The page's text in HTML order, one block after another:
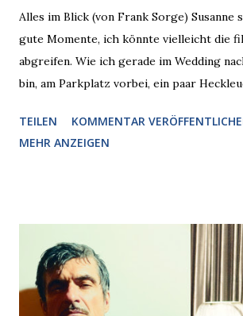
Alles im Blick (von Frank Sorge) Susanne
gute Momente, ich könnte vielleicht die
abgreifen. Wie ich gerade im Wedding
bin, am Parkplatz vorbei, ein paar
den Blick kam, mit verlockend frisch
Pizzastücken. Von links pirschte sich eine
Krähe und ihn an, er die Krähe und mich,
gleichzeitig amüsiert. “Vorsicht!”, sagte
Wedding muss man immer aufpassen!”
bestätigte der freundliche Nachbar, "Hab
TEILEN
KOMMENTAR
MEHR ANZEIGEN